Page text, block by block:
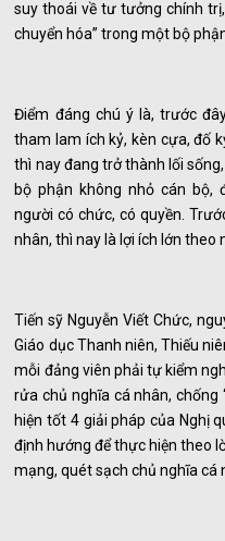
suy thoái về tư tưởng chính
chuyển hóa” trong một bộ
Điểm đáng chú ý là, trước
tham lam ích kỷ, kèn cựa, đố
thì nay đang trở thành lối
bộ phận không nhỏ cán bộ,
người có chức, có quyền.
nhân, thì nay là lợi ích lớn theo
Tiến sỹ Nguyễn Viết Chức,
Giáo dục Thanh niên, Thiếu
mỗi đảng viên phải tự kiểm
rửa chủ nghĩa cá nhân, chống
hiện tốt 4 giải pháp của Nghị
định hướng để thực hiện theo
mạng, quét sạch chủ nghĩa cá